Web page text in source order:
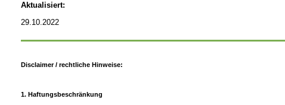
Aktualisiert:
29.10.2022
Disclaimer / rechtliche Hinweise:
1. Haftungsbeschränkung